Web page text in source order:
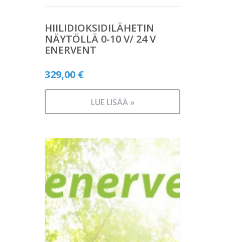
HIILIDIOKSIDILÄHETIN
NÄYTÖLLÄ 0-10 V/ 24 V
ENERVENT
329,00 €
LUE LISÄÄ »